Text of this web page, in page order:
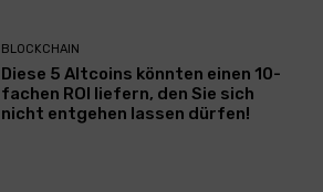
BLOCKCHAIN
Diese 5 Altcoins könnten einen 10-
fachen ROI liefern, den Sie sich
nicht entgehen lassen dürfen!